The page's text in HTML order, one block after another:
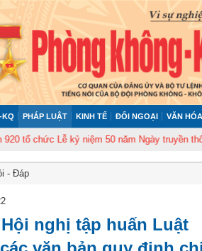
KQ PHÁP LUẬT KINH TẾ ĐỐI NGOẠI VĂN HÓA
chức Lễ kỷ niệm 50 năm Ngày truyền thống
- Đáp
nghị tập huấn Luật